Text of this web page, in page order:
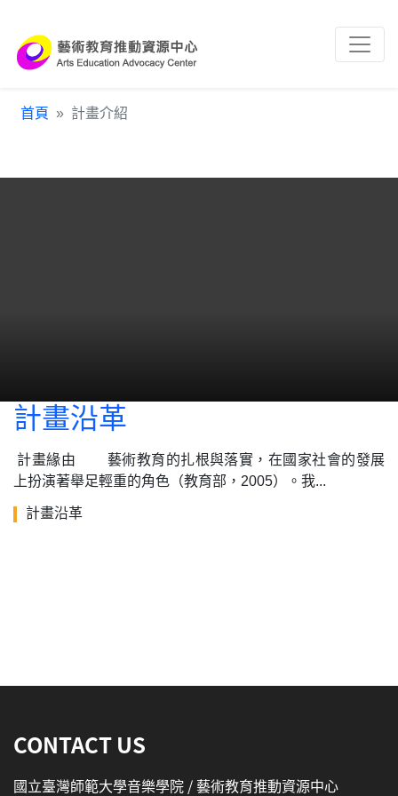
首頁 計畫介紹
計畫沿革
計畫緣由 藝術教育的扎根與落實，在國家社會的發展
上扮演著舉足輕重的角色（教育部，2005）。我...
計畫沿革
CONTACT US
國立臺灣師範大學音樂學院 / 藝術教育推動資源中心